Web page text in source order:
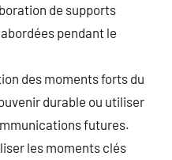
de supports
pendant le
des moments forts du
durable ou utiliser
futures.
les moments clés